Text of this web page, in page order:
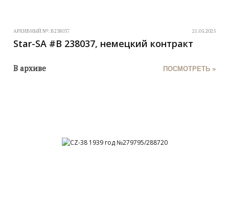
АРХИВНЫЙ №:B238037 21.05.2025
Star-SA #B 238037, немецкий контракт
В архиве ПОСМОТРЕТЬ »